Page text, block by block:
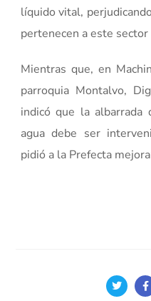
líquido vital,
pertenecen a este
Mientras que, en
parroquia Montalvo,
indicó que la albarrada
agua debe ser
pidió a la Prefecta